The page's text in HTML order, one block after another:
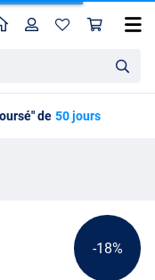
HomeProfil
de 50 jours
Moulinet spinning Abu Garcia Superior 2
-18%